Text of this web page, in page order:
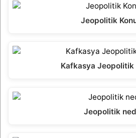
Jeopolitik
Kafkasya Jeopolitik
Jeopolitik